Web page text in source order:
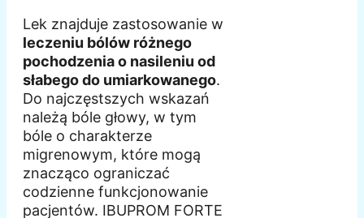
Lek znajduje zastosowanie w
leczeniu bólów różnego
pochodzenia o nasileniu od
słabego do umiarkowanego.
Do najczęstszych wskazań
należą bóle głowy, w tym
bóle o charakterze
migrenowym, które mogą
znacząco ograniczać
codzienne funkcjonowanie
pacjentów. IBUPROM FORTE